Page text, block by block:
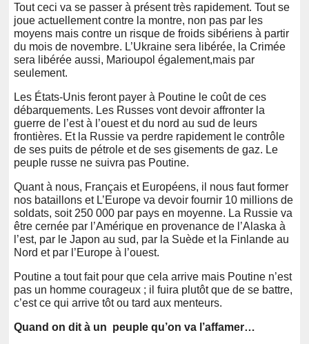
Tout ceci va se passer à présent très rapidement. Tout se
joue actuellement contre la montre, non pas par les
moyens mais contre un risque de froids sibériens à partir
du mois de novembre. L’Ukraine sera libérée, la Crimée
sera libérée aussi, Marioupol également,mais par
seulement.
Les États-Unis feront payer à Poutine le coût de ces
débarquements. Les Russes vont devoir affronter la
guerre de l’est à l’ouest et du nord au sud de leurs
frontières. Et la Russie va perdre rapidement le contrôle
de ses puits de pétrole et de ses gisements de gaz. Le
peuple russe ne suivra pas Poutine.
Quant à nous, Français et Européens, il nous faut former
nos bataillons et L’Europe va devoir fournir 10 millions de
soldats, soit 250 000 par pays en moyenne. La Russie va
être cernée par l’Amérique en provenance de l’Alaska à
l’est, par le Japon au sud, par la Suède et la Finlande au
Nord et par l’Europe à l’ouest.
Poutine a tout fait pour que cela arrive mais Poutine n’est
pas un homme courageux ; il fuira plutôt que de se battre,
c’est ce qui arrive tôt ou tard aux menteurs.
Quand on dit à un peuple qu’on va l’affamer…